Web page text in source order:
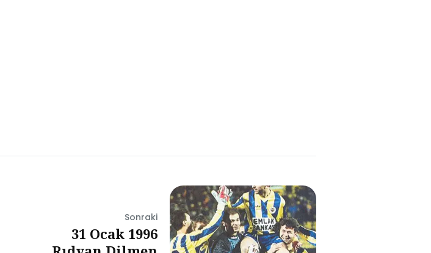
Sonraki
31 Ocak 1996